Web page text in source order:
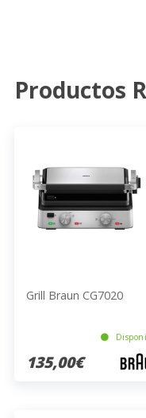
Productos
Grill Braun CG7020
135,00€